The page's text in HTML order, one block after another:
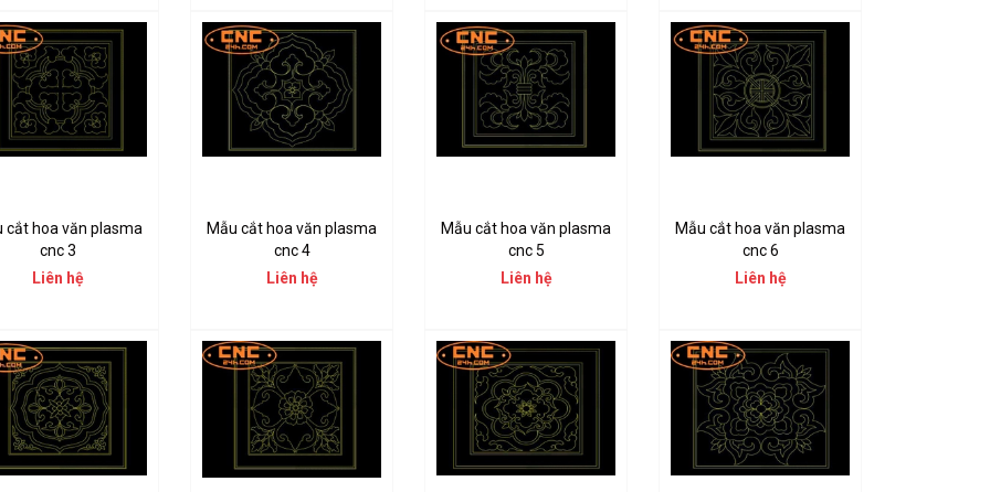
cắt hoa văn plasma
cnc 3
Liên hệ
Mẫu cắt hoa văn plasma
cnc 4
Liên hệ
Mẫu cắt hoa văn plasma
cnc 5
Liên hệ
Mẫu cắt hoa văn plasma
cnc 6
Liên hệ